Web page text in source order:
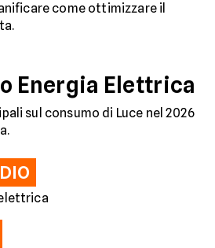
come ottimizzare il
Energia Elettrica
sul consumo di Luce nel 2026